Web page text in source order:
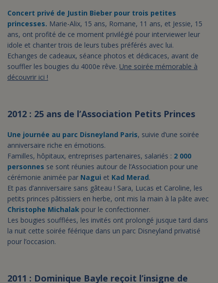
Concert privé de Justin Bieber pour trois petites
princesses. Marie-Alix, 15 ans, Romane, 11 ans, et Jessie, 15
ans, ont profité de ce moment privilégié pour interviewer leur
idole et chanter trois de leurs tubes préférés avec lui.
Echanges de cadeaux, séance photos et dédicaces, avant de
souffler les bougies du 4000e rêve. Une soirée mémorable à
découvrir ici !
2012 : 25 ans de l’Association Petits Princes
Une journée au parc Disneyland Paris, suivie d’une soirée
anniversaire riche en émotions.
Familles, hôpitaux, entreprises partenaires, salariés : 2 000
personnes se sont réunies autour de l’Association pour une
cérémonie animée par Nagui et Kad Merad.
Et pas d’anniversaire sans gâteau ! Sara, Lucas et Caroline, les
petits princes pâtissiers en herbe, ont mis la main à la pâte avec
Christophe Michalak pour le confectionner.
Les bougies soufflées, les invités ont prolongé jusque tard dans
la nuit cette soirée féérique dans un parc Disneyland privatisé
pour l’occasion.
2011 : Dominique Bayle reçoit l’insigne de